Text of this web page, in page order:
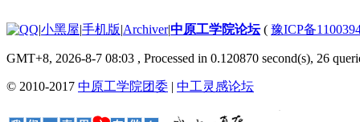
|小黑屋|手机版|Archiver|中原工学院论坛( 豫ICP备
GMT+8, 2026-8-7 08:03 , Processed in 0.120870 second(s), 26
© 2010-2017 中原工学院团委 | 中工灵感论坛